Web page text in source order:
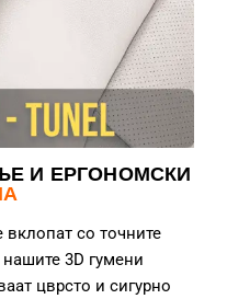
И ЕРГОНОМСКИ
со точните
3D гумени
цврсто и сигурно